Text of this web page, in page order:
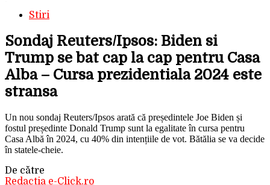
Stiri
Sondaj Reuters/Ipsos: Biden si
Trump se bat cap la cap pentru Casa
Alba – Cursa prezidentiala 2024 este
stransa
Un nou sondaj Reuters/Ipsos arată că președintele Joe Biden și
fostul președinte Donald Trump sunt la egalitate în cursa pentru
Casa Albă în 2024, cu 40% din intențiile de vot. Bătălia se va decide
în statele-cheie.
De către
Redactia e-Click.ro